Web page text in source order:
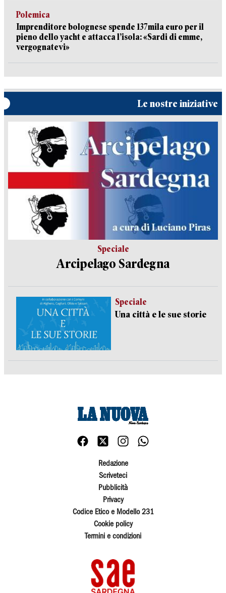
Polemica
Imprenditore bolognese spende 137mila euro per il
pieno dello yacht e attacca l’isola: «Sardi di emme,
vergognatevi»
Le nostre iniziative
Speciale
Arcipelago Sardegna
Speciale
Una città e le sue storie
Redazione
Scriveteci
Pubblicità
Privacy
Codice Etico e Modello 231
Cookie policy
Termini e condizioni